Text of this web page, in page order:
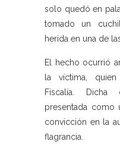
solo quedó en
tomado un
herida en una de
El hecho ocurrió
la víctima,
Fiscalía. Dicha
presentada
convicción en la
flagrancia.